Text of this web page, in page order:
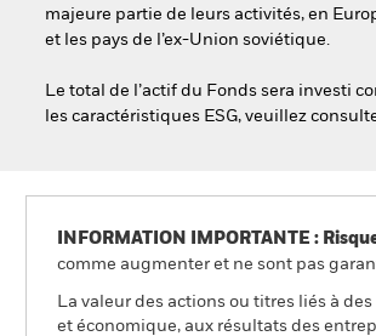
majeure partie de leurs activités, en
et les pays de l’ex-Union soviétique.
Le total de l’actif du Fonds sera investi
les caractéristiques ESG, veuillez
INFORMATION IMPORTANTE :
comme augmenter et ne sont pas
La valeur des actions ou titres liés à
et économique, aux résultats des